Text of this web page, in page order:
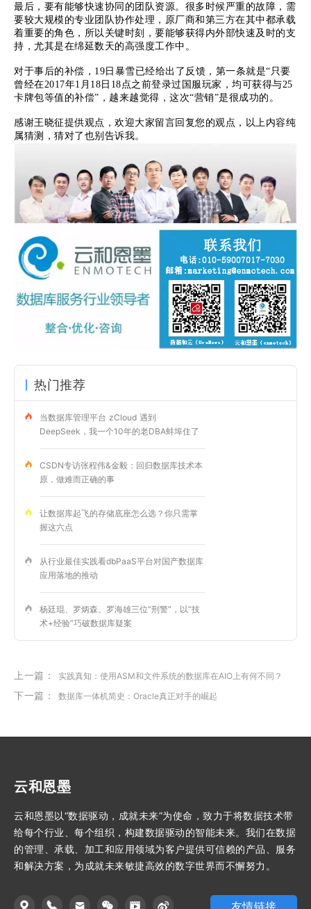
最后，要有能够快速协同的团队资源。很多时候严重的故障，需
要较大规模的专业团队协作处理，原厂商和第三方在其中都承载
着重要的角色，所以关键时刻，要能够获得内外部快速及时的支
持，尤其是在绵延数天的高强度工作中。
对于事后的补偿，19日暴雪已经给出了反馈，第一条就是“只要
曾经在2017年1月18日18点之前登录过国服玩家，均可获得与25
卡牌包等值的补偿”，越来越觉得，这次“营销”是很成功的。
感谢王晓征提供观点，欢迎大家留言回复您的观点，以上内容纯
属猜测，猜对了也别告诉我。
热门推荐
当数据库管理平台 zCloud 遇到
DeepSeek，我一个10年的老DBA蚌埠住了
CSDN专访张程伟&金毅：回归数据库技术本
原，做难而正确的事
让数据库起飞的存储底座怎么选？你只需掌
握这六点
从行业最佳实践看dbPaaS平台对国产数据库
应用落地的推动
杨廷琨、罗炳森、罗海雄三位“刑警”，以“技
术+经验”巧破数据库疑案
上一篇： 实践真知：使用ASM和文件系统的数据库在AIO上有何不同？
下一篇： 数据库一体机简史：Oracle真正对手的崛起
云和恩墨
云和恩墨以“数据驱动，成就未来”为使命，致力于将数据技术带
给每个行业、每个组织，构建数据驱动的智能未来。我们在数据
的管理、承载、加工和应用领域为客户提供可信赖的产品、服务
和解决方案，为成就未来敏捷高效的数字世界而不懈努力。